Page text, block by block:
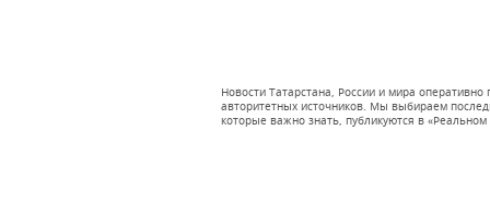
Новости Татарстана, России и мира
авторитетных источников. Мы выбираем
которые важно знать, публикуются в